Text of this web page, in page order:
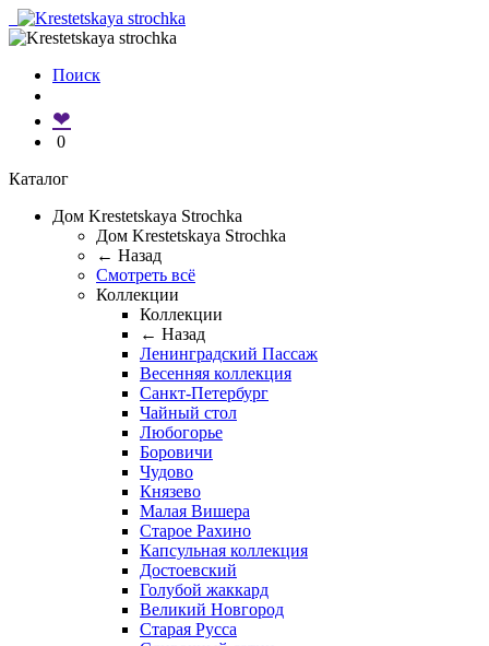
Поиск
❤
0
Каталог
Дом Krestetskaya Strochka
Дом Krestetskaya Strochka
← Назад
Смотреть всё
Коллекции
Коллекции
← Назад
Ленинградский Пассаж
Весенняя коллекция
Санкт-Петербург
Чайный стол
Любогорье
Боровичи
Чудово
Князево
Малая Вишера
Старое Рахино
Капсульная коллекция
Достоевский
Голубой жаккард
Великий Новгород
Старая Русса